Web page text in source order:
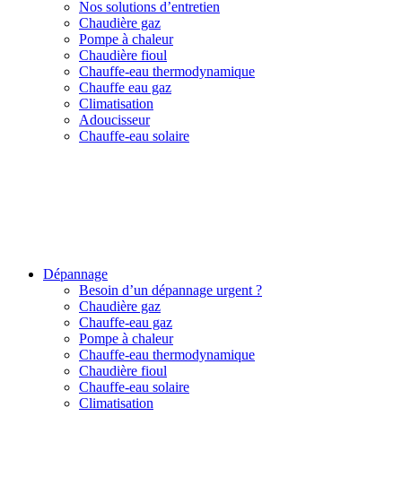
Nos solutions d’entretien
Chaudière gaz
Pompe à chaleur
Chaudière fioul
Chauffe-eau thermodynamique
Chauffe eau gaz
Climatisation
Adoucisseur
Chauffe-eau solaire
Dépannage
Besoin d’un dépannage urgent ?
Chaudière gaz
Chauffe-eau gaz
Pompe à chaleur
Chauffe-eau thermodynamique
Chaudière fioul
Chauffe-eau solaire
Climatisation